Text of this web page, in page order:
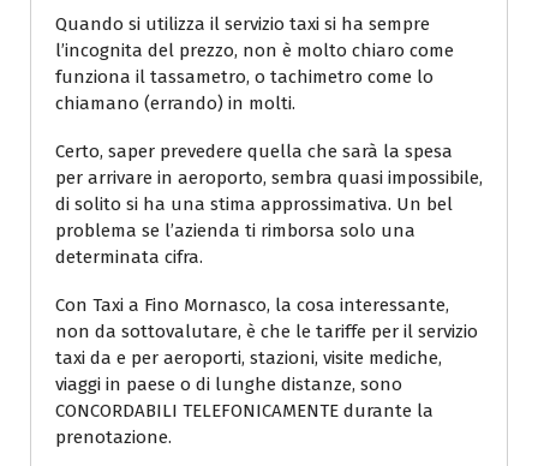
Quando si utilizza il servizio taxi si ha sempre
l’incognita del prezzo, non è molto chiaro come
funziona il tassametro, o tachimetro come lo
chiamano (errando) in molti.
Certo, saper prevedere quella che sarà la spesa
per arrivare in aeroporto, sembra quasi impossibile,
di solito si ha una stima approssimativa. Un bel
problema se l’azienda ti rimborsa solo una
determinata cifra.
Con Taxi a Fino Mornasco, la cosa interessante,
non da sottovalutare, è che le tariffe per il servizio
taxi da e per aeroporti, stazioni, visite mediche,
viaggi in paese o di lunghe distanze, sono
CONCORDABILI TELEFONICAMENTE durante la
prenotazione.